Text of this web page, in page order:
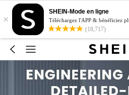
×
SHEIN-Mode en ligne
Téléchargez l'APP & bénéficiez
(18,717)